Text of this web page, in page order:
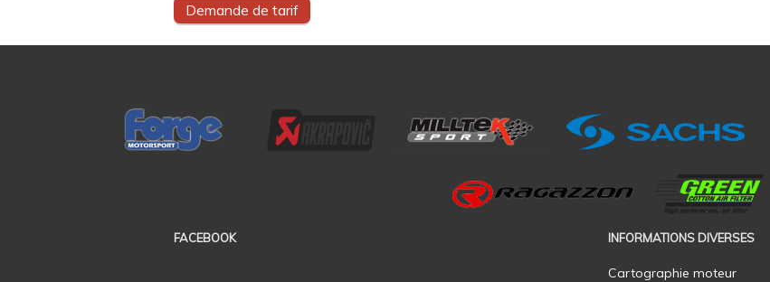
Demande de tarif
FACEBOOK INFORMATIONS DIVERSES
Cartographie moteur